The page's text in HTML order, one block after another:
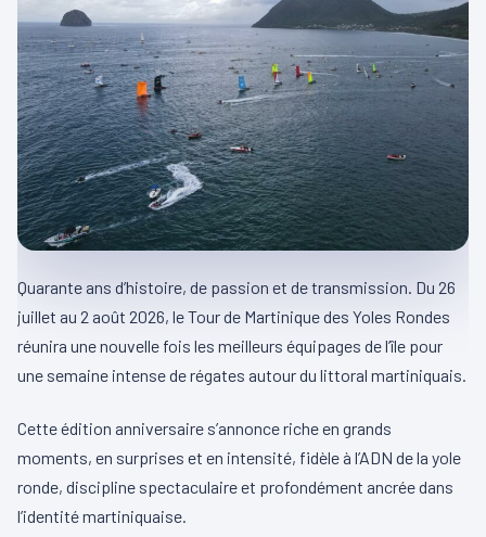
Quarante ans d’histoire, de passion et de transmission. Du 26
juillet au 2 août 2026, le Tour de Martinique des Yoles Rondes
réunira une nouvelle fois les meilleurs équipages de l’île pour
une semaine intense de régates autour du littoral martiniquais.
Cette édition anniversaire s’annonce riche en grands
moments, en surprises et en intensité, fidèle à l’ADN de la yole
ronde, discipline spectaculaire et profondément ancrée dans
l’identité martiniquaise.